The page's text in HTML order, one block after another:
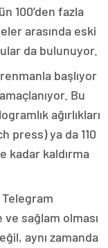
100’den fazla
arasında eski
da bulunuyor.
başlıyor
Bu
ağırlıkları
press) ya da 110
kadar kaldırma
sağlam olması
aynı zamanda